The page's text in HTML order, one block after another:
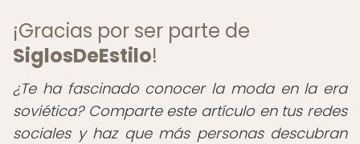
¡Gracias por ser parte de
SiglosDeEstilo!
¿Te ha fascinado conocer la moda en la era
soviética? Comparte este artículo en tus redes
sociales y haz que más personas descubran